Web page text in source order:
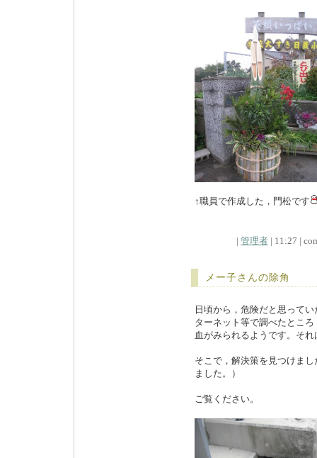
↑職員で作成した，門松です
| 管理者 | 11:27 |
メー子さんの除角
日頃から，危険だと思って
ターネット等で調べたとこ
血がみられるようです。そ
そこで，解決策を見つけま
ました。）
ご覧ください。